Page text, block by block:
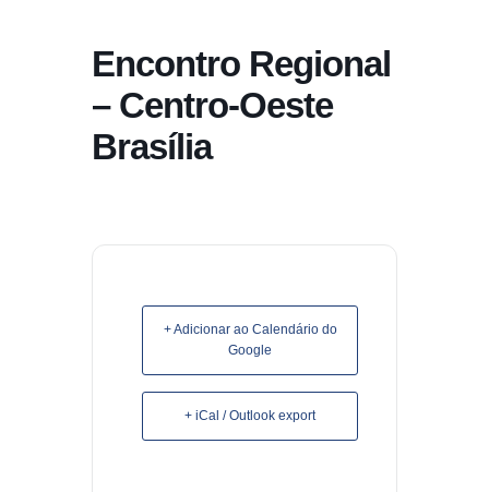
Encontro Regional
– Centro-Oeste
Brasília
+ Adicionar ao Calendário do
Google
+ iCal / Outlook export